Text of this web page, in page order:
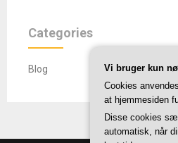
Categories
Blog
Vi bruger kun
Cookies
at hjemmesiden
Disse cookies
automatisk, når